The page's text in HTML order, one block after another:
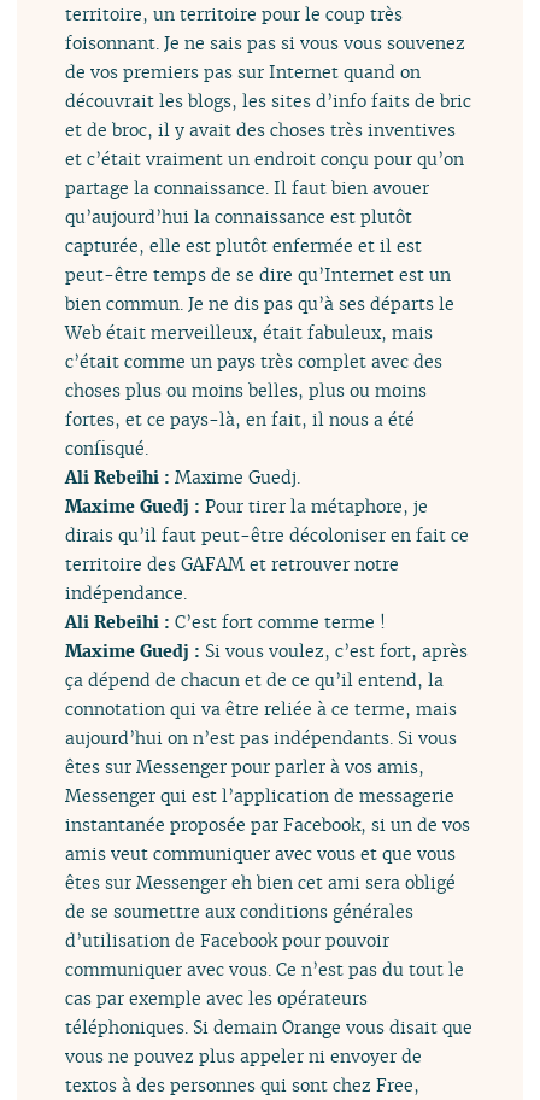
territoire, un territoire pour le coup très
foisonnant. Je ne sais pas si vous vous souvenez
de vos premiers pas sur Internet quand on
découvrait les blogs, les sites d’info faits de bric
et de broc, il y avait des choses très inventives
et c’était vraiment un endroit conçu pour qu’on
partage la connaissance. Il faut bien avouer
qu’aujourd’hui la connaissance est plutôt
capturée, elle est plutôt enfermée et il est
peut-être temps de se dire qu’Internet est un
bien commun. Je ne dis pas qu’à ses départs le
Web était merveilleux, était fabuleux, mais
c’était comme un pays très complet avec des
choses plus ou moins belles, plus ou moins
fortes, et ce pays-là, en fait, il nous a été
confisqué.
Ali Rebeihi :Maxime Guedj.
Maxime Guedj :Pour tirer la métaphore, je
dirais qu’il faut peut-être décoloniser en fait ce
territoire des GAFAM et retrouver notre
indépendance.
Ali Rebeihi :C’est fort comme terme !
Maxime Guedj : Si vous voulez, c’est fort, après
ça dépend de chacun et de ce qu’il entend, la
connotation qui va être reliée à ce terme, mais
aujourd’hui on n’est pas indépendants. Si vous
êtes sur Messenger pour parler à vos amis,
Messenger qui est l’application de messagerie
instantanée proposée par Facebook, si un de vos
amis veut communiquer avec vous et que vous
êtes sur Messenger eh bien cet ami sera obligé
de se soumettre aux conditions générales
d’utilisation de Facebook pour pouvoir
communiquer avec vous. Ce n’est pas du tout le
cas par exemple avec les opérateurs
téléphoniques. Si demain Orange vous disait que
vous ne pouvez plus appeler ni envoyer de
textos à des personnes qui sont chez Free,